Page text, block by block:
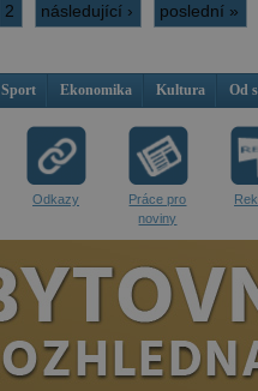
2 následující › poslední »
Sport Ekonomika Kultura Od
Odkazy
Práce pro
noviny